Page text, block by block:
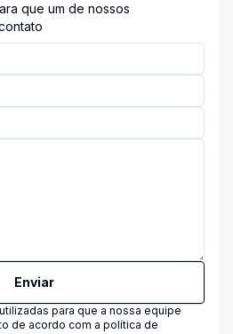
que um de nossos
Enviar
para que a nossa equipe
de acordo com a política de